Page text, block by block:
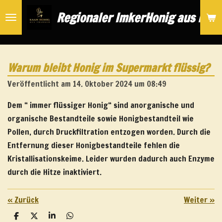
Hauptinhalt
Regionaler ImkerHonig aus
Warum bleibt Honig im Supermarkt flüssig?
Veröffentlicht am 14. Oktober 2024 um 08:49
Dem “ immer flüssiger Honig“ sind anorganische und
organische Bestandteile sowie Honigbestandteil wie
Pollen, durch Druckfiltration entzogen worden. Durch die
Entfernung dieser Honigbestandteile fehlen die
Kristallisationskeime. Leider wurden dadurch auch Enzyme
durch die Hitze inaktiviert.
« Zurück Weiter »
T
T
T
T